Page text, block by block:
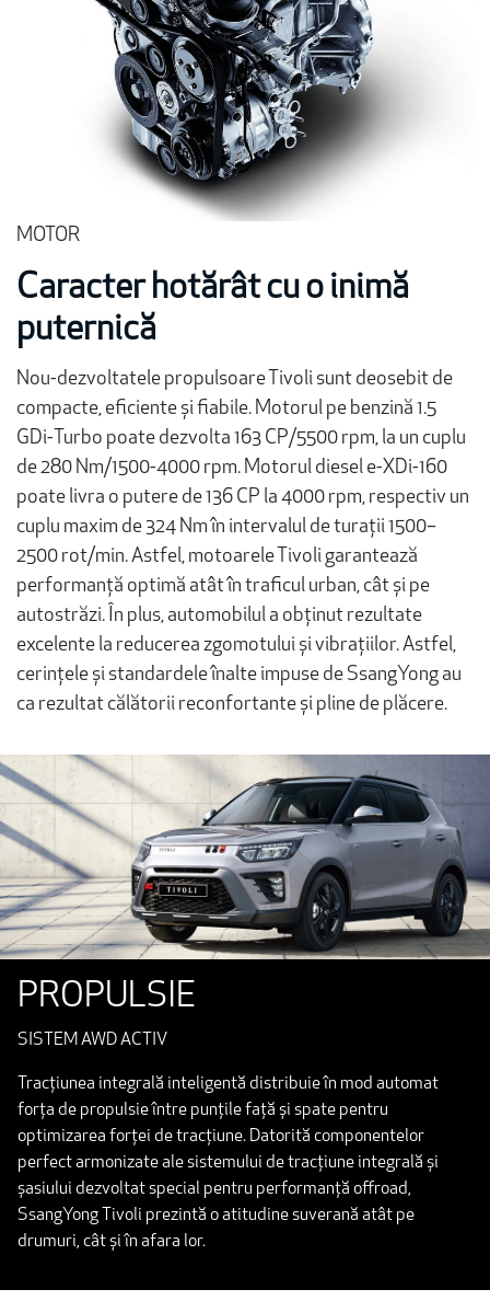
MOTOR
Caracter hotărât cu o inimă
puternică
Nou-dezvoltatele propulsoare Tivoli sunt deosebit de
compacte, eficiente și fiabile. Motorul pe benzină 1.5
GDi-Turbo poate dezvolta 163 CP/5500 rpm, la un cuplu
de 280 Nm/1500-4000 rpm. Motorul diesel e-XDi-160
poate livra o putere de 136 CP la 4000 rpm, respectiv un
cuplu maxim de 324 Nm în intervalul de turații 1500–
2500 rot/min. Astfel, motoarele Tivoli garantează
performanță optimă atât în traficul urban, cât și pe
autostrăzi. În plus, automobilul a obținut rezultate
excelente la reducerea zgomotului și vibrațiilor. Astfel,
cerințele și standardele înalte impuse de SsangYong au
ca rezultat călătorii reconfortante și pline de plăcere.
PROPULSIE
SISTEM AWD ACTIV
Tracțiunea integrală inteligentă distribuie în mod automat
forța de propulsie între punțile față și spate pentru
optimizarea forței de tracțiune. Datorită componentelor
perfect armonizate ale sistemului de tracțiune integrală și
șasiului dezvoltat special pentru performanță offroad,
SsangYong Tivoli prezintă o atitudine suverană atât pe
drumuri, cât și în afara lor.